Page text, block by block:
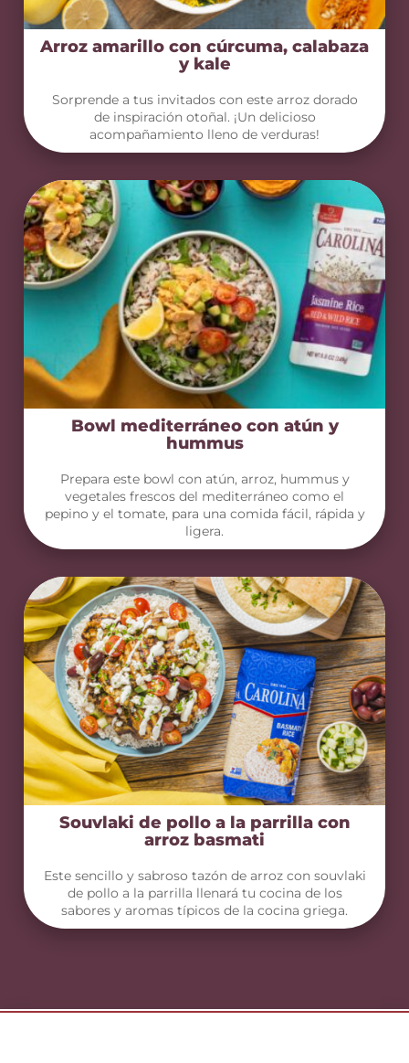
Arroz amarillo con cúrcuma, calabaza
y kale
Sorprende a tus invitados con este arroz dorado
de inspiración otoñal. ¡Un delicioso
acompañamiento lleno de verduras!
Bowl mediterráneo con atún y
hummus
Prepara este bowl con atún, arroz, hummus y
vegetales frescos del mediterráneo como el
pepino y el tomate, para una comida fácil, rápida y
ligera.
Souvlaki de pollo a la parrilla con
arroz basmati
Este sencillo y sabroso tazón de arroz con souvlaki
de pollo a la parrilla llenará tu cocina de los
sabores y aromas típicos de la cocina griega.